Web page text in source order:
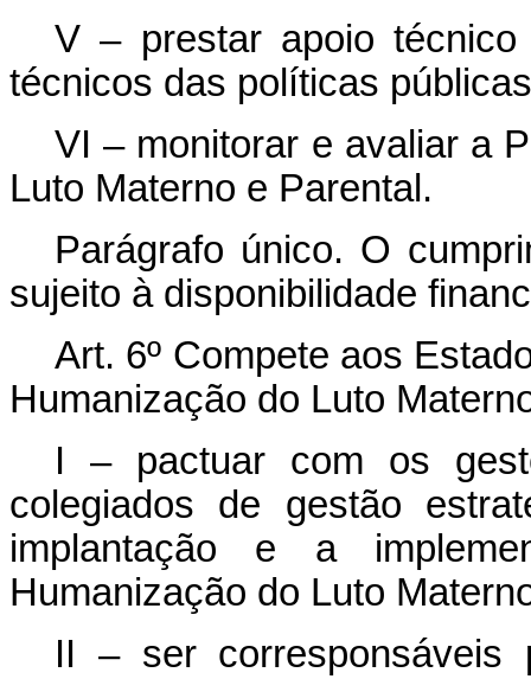
V – prestar apoio
técnicos das políticas
VI – monitorar e avaliar a
Luto Materno e Parental.
Parágrafo único. O
sujeito à disponibilidade
Art. 6º Compete aos
Humanização do Luto
I – pactuar com os
colegiados de gestão
implantação e a
Humanização do Luto
II – ser corresponsáveis